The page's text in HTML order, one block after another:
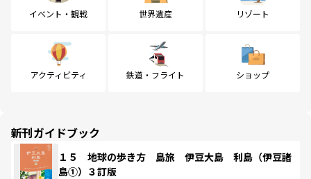
イベント・観戦 世界遺産 リゾート
アクティビティ 鉄道・フライト ショップ
新刊ガイドブック
１５ 地球の歩き方 島旅 伊豆大島 利島（伊豆諸
島①）３訂版